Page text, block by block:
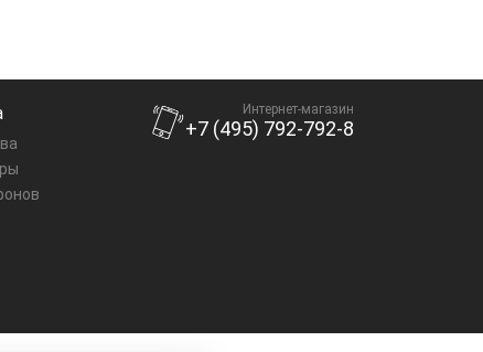
Интернет-магазин
+7 (495) 792-792-8